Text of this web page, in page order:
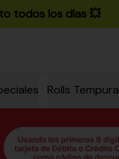
todos los días 💥
Rolls Tempura